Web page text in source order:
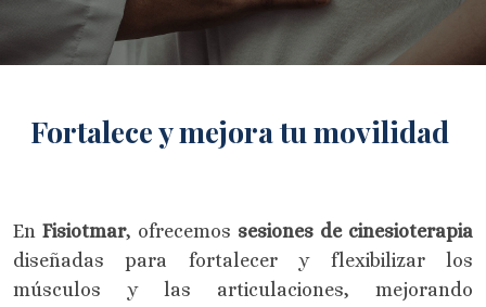
Fortalece y mejora tu movilidad
En Fisiotmar, ofrecemos sesiones de cinesioterapia
diseñadas para fortalecer y flexibilizar los
músculos y las articulaciones, mejorando